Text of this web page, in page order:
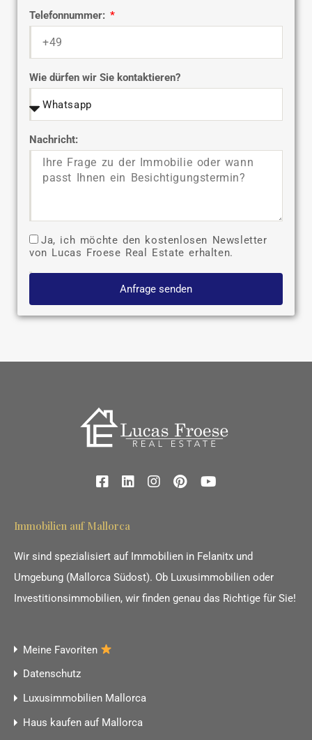
Telefonnummer:
Wie dürfen wir Sie kontaktieren?
Nachricht:
Ja, ich möchte den kostenlosen Newsletter
von Lucas Froese Real Estate erhalten.
Anfrage senden
Immobilien auf Mallorca
Wir sind spezialisiert auf Immobilien in Felanitx und
Umgebung (Mallorca Südost). Ob Luxusimmobilien oder
Investitionsimmobilien, wir finden genau das Richtige für Sie!
Meine Favoriten
Datenschutz
Luxusimmobilien Mallorca
Haus kaufen auf Mallorca